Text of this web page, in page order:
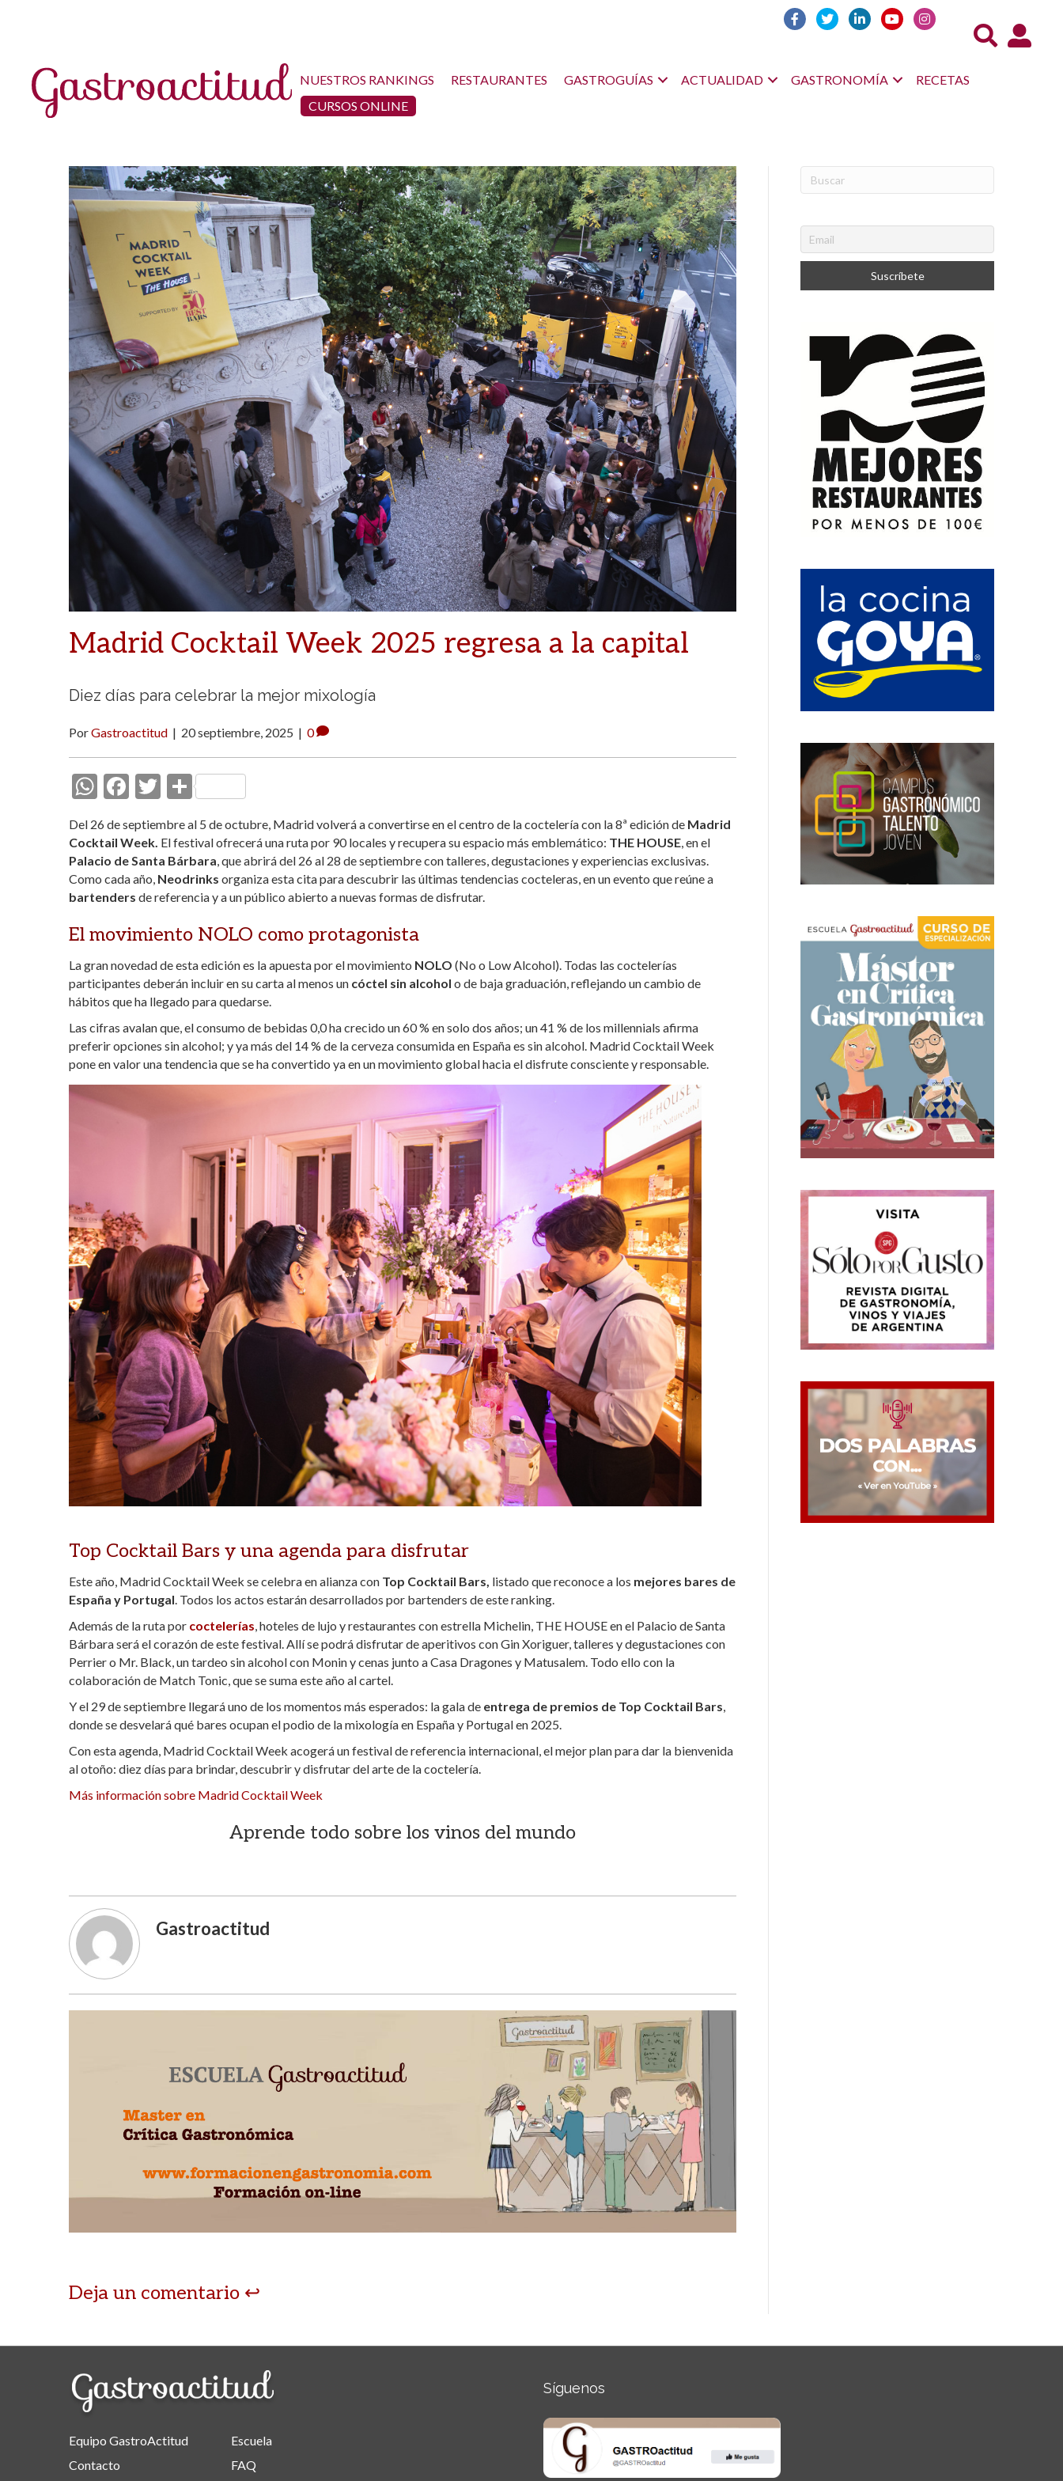
Acceso
NUESTROS RANKINGS RESTAURANTES GASTROGUÍAS ACTUALIDAD GASTRONOMÍA
RECETAS
CURSOS ONLINE
Madrid Cocktail Week 2025 regresa a la capital
Diez días para celebrar la mejor mixología
PorGastroactitud | 20 septiembre, 2025 | 0
W
at
s
A
p
p
F
e
b
o
o
k
T
itt
er
C
m
p
ar
ti
r
Del 26 de septiembre al 5 de octubre, Madrid volverá a convertirse en el centro de la coctelería con la 8ª edición de Madrid
Cocktail Week. El festival ofrecerá una ruta por 90 locales y recupera su espacio más emblemático: THE HOUSE , en el
Palacio de Santa Bárbara , que abrirá del 26 al 28 de septiembre con talleres, degustaciones y experiencias exclusivas.
Como cada año, Neodrinks organiza esta cita para descubrir las últimas tendencias cocteleras, en un evento que reúne a
bartenders de referencia y a un público abierto a nuevas formas de disfrutar.
El movimiento NOLO como protagonista
La gran novedad de esta edición es la apuesta por el movimiento NOLO (No o Low Alcohol). Todas las coctelerías
participantes deberán incluir en su carta al menos un cóctel sin alcohol o de baja graduación, reflejando un cambio de
hábitos que ha llegado para quedarse.
Las cifras avalan que, el consumo de bebidas 0,0 ha crecido un 60 % en solo dos años; un 41 % de los millennials afirma
preferir opciones sin alcohol; y ya más del 14 % de la cerveza consumida en España es sin alcohol. Madrid Cocktail Week
pone en valor una tendencia que se ha convertido ya en un movimiento global hacia el disfrute consciente y responsable.
Top Cocktail Bars y una agenda para disfrutar
Este año, Madrid Cocktail Week se celebra en alianza con Top Cocktail Bars, listado que reconoce a los mejores bares de
España y Portugal . Todos los actos estarán desarrollados por bartenders de este ranking.
Además de la ruta por coctelerías , hoteles de lujo y restaurantes con estrella Michelin, THE HOUSE en el Palacio de Santa
Bárbara será el corazón de este festival. Allí se podrá disfrutar de aperitivos con Gin Xoriguer, talleres y degustaciones con
Perrier o Mr. Black, un tardeo sin alcohol con Monin y cenas junto a Casa Dragones y Matusalem. Todo ello con la
colaboración de Match Tonic, que se suma este año al cartel.
Y el 29 de septiembre llegará uno de los momentos más esperados: la gala de entrega de premios de Top Cocktail Bars
donde se desvelará qué bares ocupan el podio de la mixología en España y Portugal en 2025.
Con esta agenda, Madrid Cocktail Week acogerá un festival de referencia internacional, el mejor plan para dar la bienvenida
al otoño: diez días para brindar, descubrir y disfrutar del arte de la coctelería.
Más información sobre Madrid Cocktail Week
Aprende todo sobre los vinos del mundo
Gastroactitud
Deja un comentario
Equipo GastroActitud
Contacto
Escuela
FAQ
Síguenos